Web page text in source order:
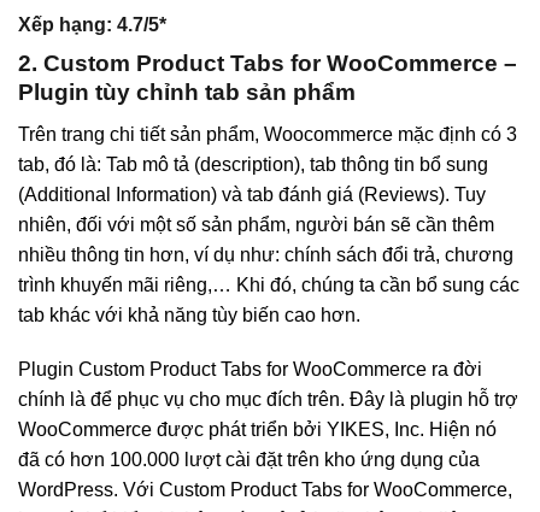
Xếp hạng: 4.7/5*
2. Custom Product Tabs for WooCommerce –
Plugin tùy chỉnh tab sản phẩm
Trên trang chi tiết sản phẩm, Woocommerce mặc định có 3
tab, đó là: Tab mô tả (description), tab thông tin bổ sung
(Additional Information) và tab đánh giá (Reviews). Tuy
nhiên, đối với một số sản phẩm, người bán sẽ cần thêm
nhiều thông tin hơn, ví dụ như: chính sách đổi trả, chương
trình khuyến mãi riêng,… Khi đó, chúng ta cần bổ sung các
tab khác với khả năng tùy biến cao hơn.
Plugin Custom Product Tabs for WooCommerce ra đời
chính là để phục vụ cho mục đích trên. Đây là plugin hỗ trợ
WooCommerce được phát triển bởi YIKES, Inc. Hiện nó
đã có hơn 100.000 lượt cài đặt trên kho ứng dụng của
WordPress. Với Custom Product Tabs for WooCommerce,